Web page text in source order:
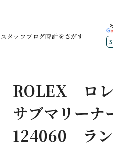
スタッフブログ時計をさがす
ROLEX ロ
サブマリーナ
124060 ラン